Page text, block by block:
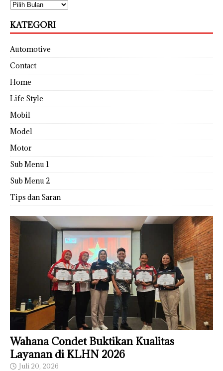
KATEGORI
Automotive
Contact
Home
Life Style
Mobil
Model
Motor
Sub Menu 1
Sub Menu 2
Tips dan Saran
Wahana Condet Buktikan Kualitas
Layanan di KLHN 2026
Juli 20, 2026